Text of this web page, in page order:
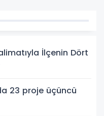
İlçenin Dört
23 proje üçüncü